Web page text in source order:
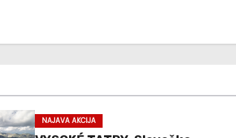
NAJAVA AKCIJA